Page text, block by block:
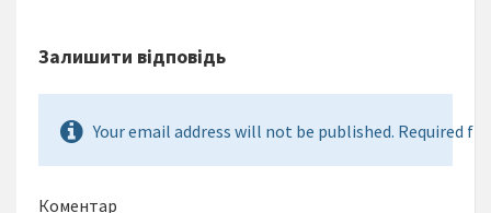
Залишити відповідь
Your email address will not be published. Required
Коментар